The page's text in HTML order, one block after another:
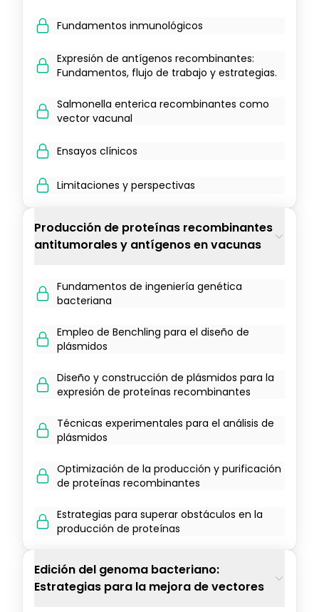
Fundamentos inmunológicos
Expresión de antígenos recombinantes:
Fundamentos, flujo de trabajo y estrategias.
Salmonella enterica recombinantes como
vector vacunal
Ensayos clínicos
Limitaciones y perspectivas
Producción de proteínas recombinantes
antitumorales y antígenos en vacunas
Fundamentos de ingeniería genética
bacteriana
Empleo de Benchling para el diseño de
plásmidos
Diseño y construcción de plásmidos para la
expresión de proteínas recombinantes
Técnicas experimentales para el análisis de
plásmidos
Optimización de la producción y purificación
de proteínas recombinantes
Estrategias para superar obstáculos en la
producción de proteínas
Edición del genoma bacteriano:
Estrategias para la mejora de vectores